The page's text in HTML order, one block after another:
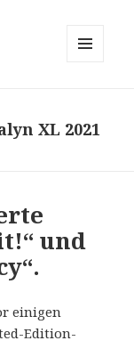
XL 2021
und
einigen
Edition-